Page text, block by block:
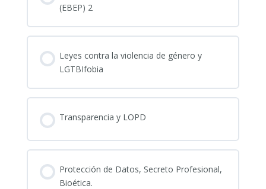
(EBEP) 2
Leyes contra la violencia de género y
LGTBIfobia
Transparencia y LOPD
Protección de Datos, Secreto Profesional,
Bioética.